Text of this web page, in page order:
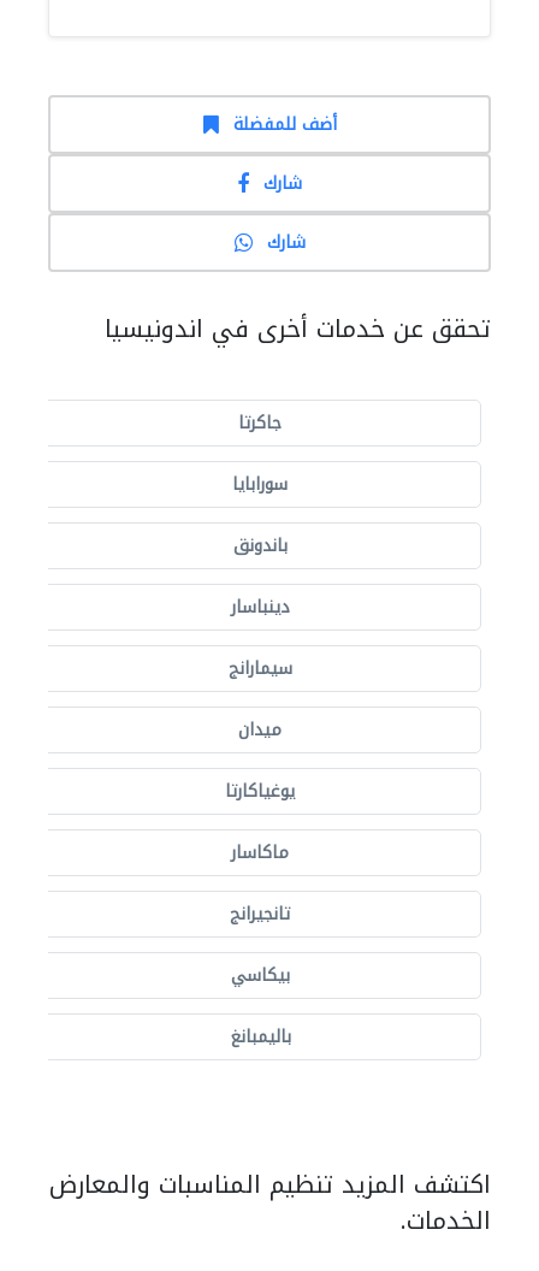
أضف للمفضلة
شارك
شارك
تحقق عن خدمات أخرى في اندونيسيا
جاكرتا
سورابايا
باندونق
دينباسار
سيمارانج
ميدان
يوغياكارتا
ماكاسار
تانجيرانج
بيكاسي
باليمبانغ
اكتشف المزيد تنظيم المناسبات والمعارض
الخدمات.